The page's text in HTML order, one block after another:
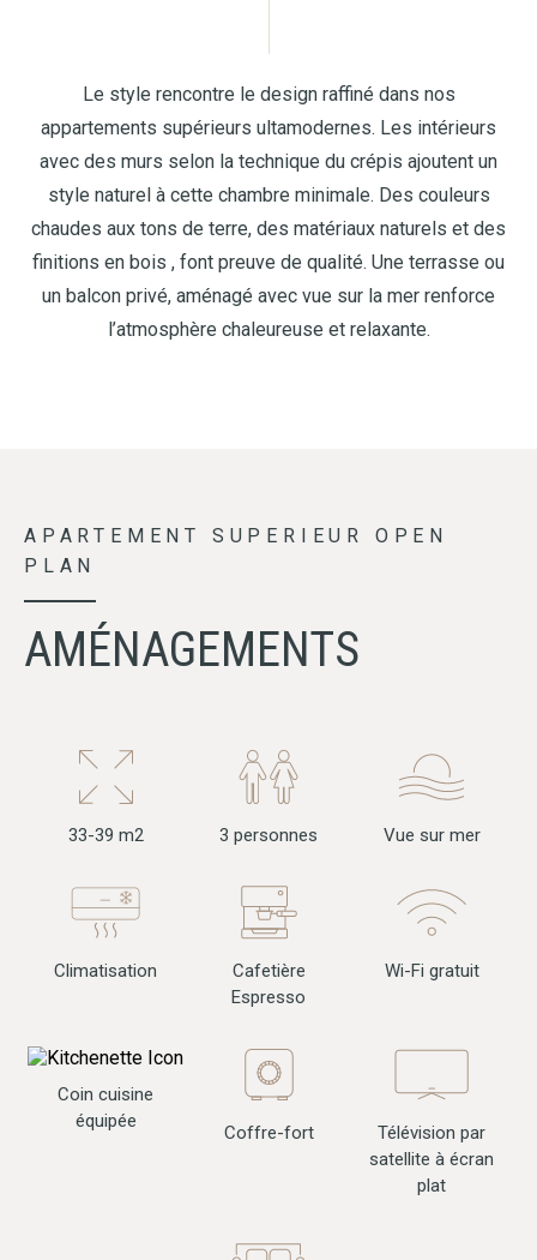
Le style rencontre le design raffiné dans nos
appartements supérieurs ultamodernes. Les intérieurs
avec des murs selon la technique du crépis ajoutent un
style naturel à cette chambre minimale. Des couleurs
chaudes aux tons de terre, des matériaux naturels et des
finitions en bois , font preuve de qualité. Une terrasse ou
un balcon privé, aménagé avec vue sur la mer renforce
l’atmosphère chaleureuse et relaxante.
APARTEMENT SUPERIEUR OPEN
PLAN
AMÉNAGEMENTS
33-39 m2 3 personnes Vue sur mer
Climatisation
Cafetière
Espresso
Wi-Fi gratuit
Coin cuisine
équipée
Coffre-fort
Télévision par
satellite à écran
plat